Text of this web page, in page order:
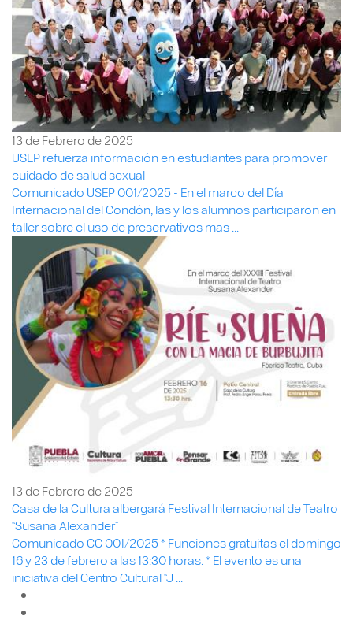
13 de Febrero de 2025
USEP refuerza información en estudiantes para promover
cuidado de salud sexual
Comunicado USEP 001/2025 - En el marco del Día
Internacional del Condón, las y los alumnos participaron en
taller sobre el uso de preservativos mas ...
13 de Febrero de 2025
Casa de la Cultura albergará Festival Internacional de Teatro
“Susana Alexander”
Comunicado CC 001/2025 * Funciones gratuitas el domingo
16 y 23 de febrero a las 13:30 horas. * El evento es una
iniciativa del Centro Cultural “J ...